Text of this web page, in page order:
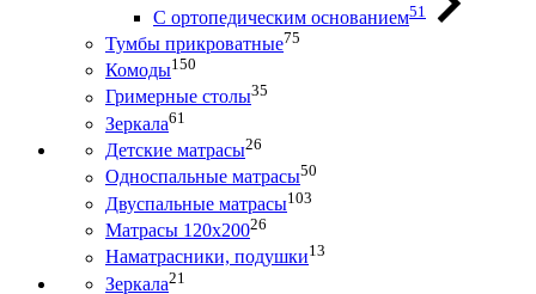
С ортопедическим основанием51
Тумбы прикроватные75
Комоды150
Гримерные столы35
Зеркала61
Детские матрасы26
Односпальные матрасы50
Двуспальные матрасы103
Матрасы 120х20026
Наматрасники, подушки13
Зеркала21